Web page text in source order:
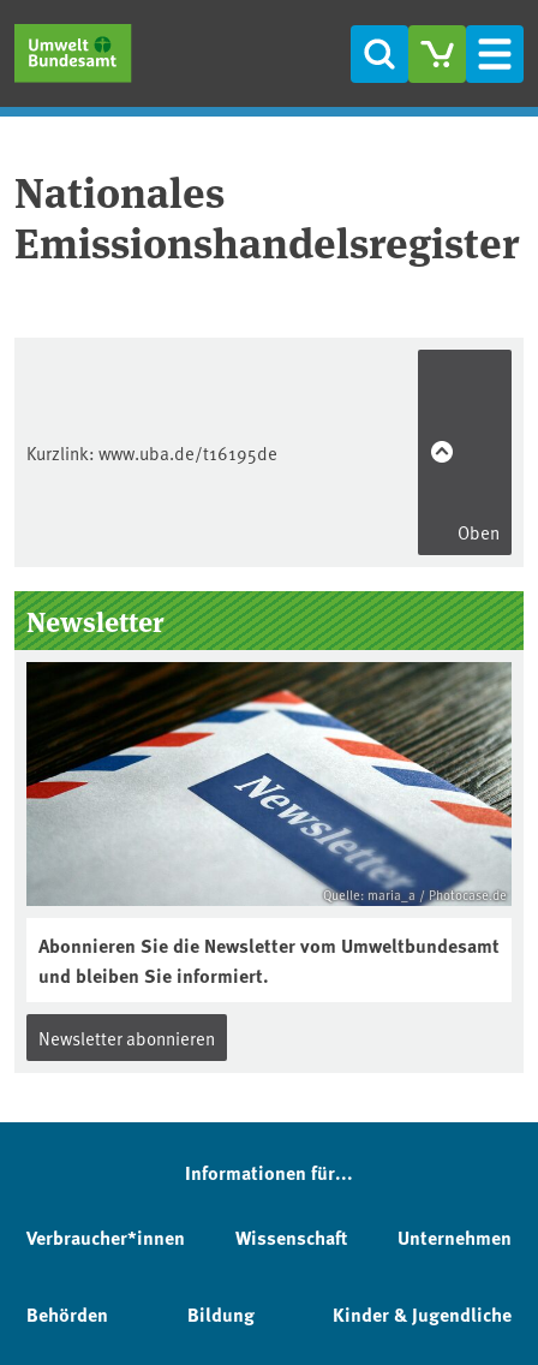
Suche
Nationales
Emissionshandelsregister
Kurzlink: www.uba.de/t16195de
Oben
Seitenleiste
Newsletter
Quelle: maria_a / Photocase.de
Abonnieren Sie die Newsletter vom Umweltbundesamt
und bleiben Sie informiert.
Newsletter abonnieren
Informationen für...
Verbraucher*innen Wissenschaft Unternehmen
Behörden Bildung Kinder & Jugendliche